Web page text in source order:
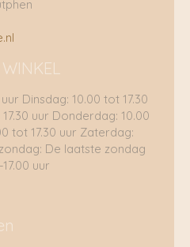
Dinsdag: 10.00 tot 17.30
uur Donderdag: 10.00
tot 17.30 uur Zaterdag:
De laatste zondag
uur